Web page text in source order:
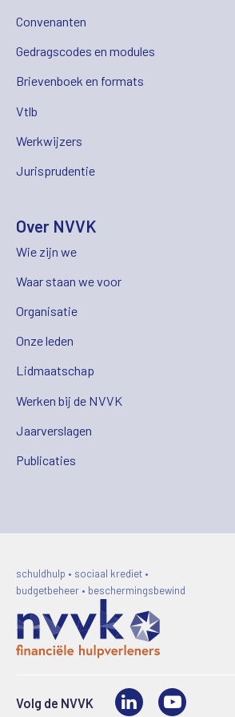
Convenanten
Gedragscodes en modules
Brievenboek en formats
Vtlb
Werkwijzers
Jurisprudentie
Over NVVK
Wie zijn we
Waar staan we voor
Organisatie
Onze leden
Lidmaatschap
Werken bij de NVVK
Jaarverslagen
Publicaties
schuldhulp • sociaal krediet •
budgetbeheer • beschermingsbewind
Volg de NVVK LinkedIn